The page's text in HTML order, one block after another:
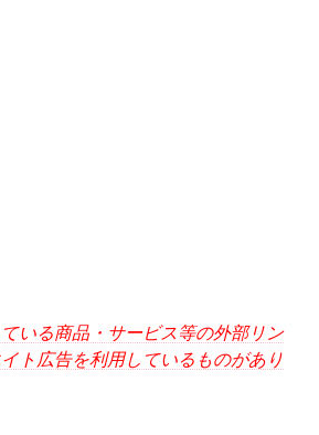
いる商品・サービス等の外部リン
ト広告を利用しているものがあり